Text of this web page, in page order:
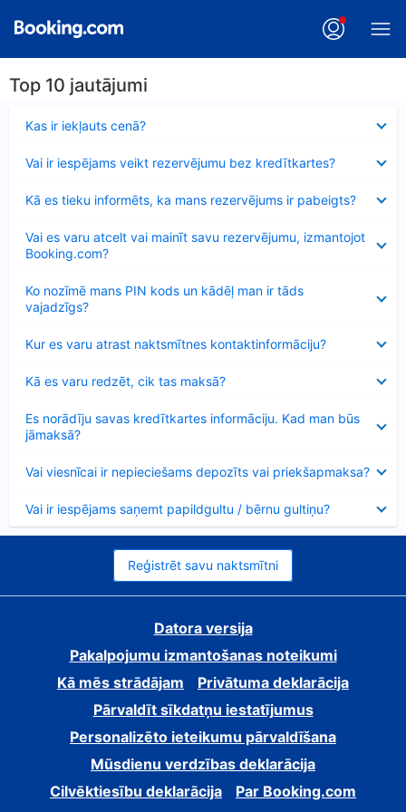
Top 10 jautājumi
Kas ir iekļauts cenā?
Vai ir iespējams veikt rezervējumu bez kredītkartes?
Kā es tieku informēts, ka mans rezervējums ir pabeigts?
Vai es varu atcelt vai mainīt savu rezervējumu, izmantojot
Booking.com?
Ko nozīmē mans PIN kods un kādēļ man ir tāds
vajadzīgs?
Kur es varu atrast naktsmītnes kontaktinformāciju?
Kā es varu redzēt, cik tas maksā?
Es norādīju savas kredītkartes informāciju. Kad man būs
jāmaksā?
Vai viesnīcai ir nepieciešams depozīts vai priekšapmaksa?
Vai ir iespējams saņemt papildgultu / bērnu gultiņu?
Reģistrēt savu naktsmītni
Datora versija
Pakalpojumu izmantošanas noteikumi
Kā mēs strādājam
Privātuma deklarācija
Pārvaldīt sīkdatņu iestatījumus
Personalizēto ieteikumu pārvaldīšana
Mūsdienu verdzības deklarācija
Cilvēktiesību deklarācija
Par Booking.com